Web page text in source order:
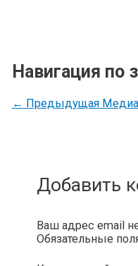
Навигация по
← Предыдущая
Добавить
Ваш адрес email
Обязательные